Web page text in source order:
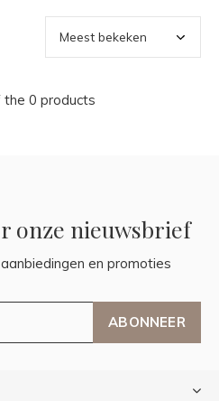
the 0 products
onze nieuwsbrief
en promoties
ABONNEER